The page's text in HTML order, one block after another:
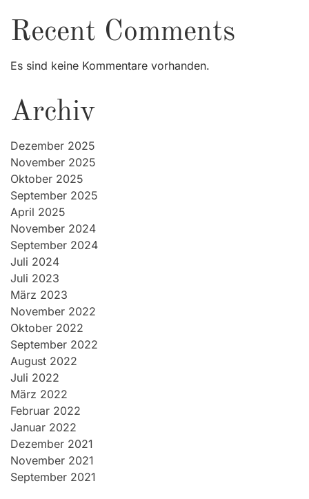
Recent Comments
Es sind keine Kommentare vorhanden.
Archiv
Dezember 2025
November 2025
Oktober 2025
September 2025
April 2025
November 2024
September 2024
Juli 2024
Juli 2023
März 2023
November 2022
Oktober 2022
September 2022
August 2022
Juli 2022
März 2022
Februar 2022
Januar 2022
Dezember 2021
November 2021
September 2021